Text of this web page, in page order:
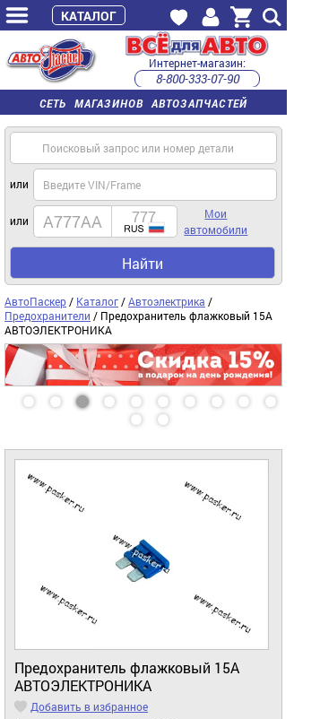
СЕТЬ МАГАЗИНОВ АВТОЗАПЧАСТЕЙ
Интернет-магазин:
8-800-333-07-90
часы работы с 9:00 до 22:00 (пн-пт)
или
или
Мои
автомобили
Найти
АвтоПаскер / Каталог /Автоэлектрика /
Предохранители / Предохранитель флажковый 15A
АВТОЭЛЕКТРОНИКА
Предохранитель флажковый 15A
АВТОЭЛЕКТРОНИКА
Добавить в избранное
КАТАЛОГ